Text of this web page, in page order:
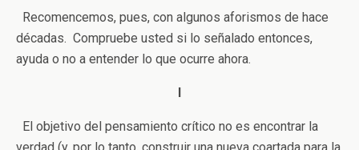
Recomencemos, pues, con algunos aforismos de hace
décadas. Compruebe usted si lo señalado entonces,
ayuda o no a entender lo que ocurre ahora.
I
El objetivo del pensamiento crítico no es encontrar la